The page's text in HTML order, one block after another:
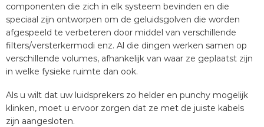
componenten die zich in elk systeem bevinden en die
speciaal zijn ontworpen om de geluidsgolven die worden
afgespeeld te verbeteren door middel van verschillende
filters/versterkermodi enz. Al die dingen werken samen op
verschillende volumes, afhankelijk van waar ze geplaatst zijn
in welke fysieke ruimte dan ook.
Als u wilt dat uw luidsprekers zo helder en punchy mogelijk
klinken, moet u ervoor zorgen dat ze met de juiste kabels
zijn aangesloten.